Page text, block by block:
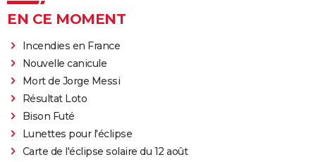
EN CE MOMENT
Incendies en France
Nouvelle canicule
Mort de Jorge Messi
Résultat Loto
Bison Futé
Lunettes pour l'éclipse
Carte de l'éclipse solaire du 12 août